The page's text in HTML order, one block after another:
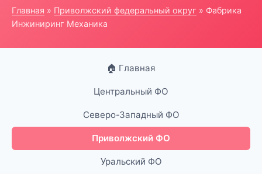
Главная » Приволжский федеральный округ » Фабрика
Инжиниринг Механика
🏠 Главная
Центральный ФО
Северо-Западный ФО
Приволжский ФО
Уральский ФО